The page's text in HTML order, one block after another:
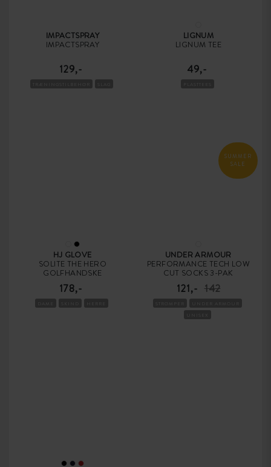
IMPACTSPRAY
IMPACTSPRAY
129,-
LIGNUM
LIGNUM TEE
49,-
HJ GLOVE
SOLITE THE HERO
GOLFHANDSKE
178,-
SUMMER
SALE
UNDER ARMOUR
PERFORMANCE TECH LOW
CUT SOCKS 3-PAK
121,- 142